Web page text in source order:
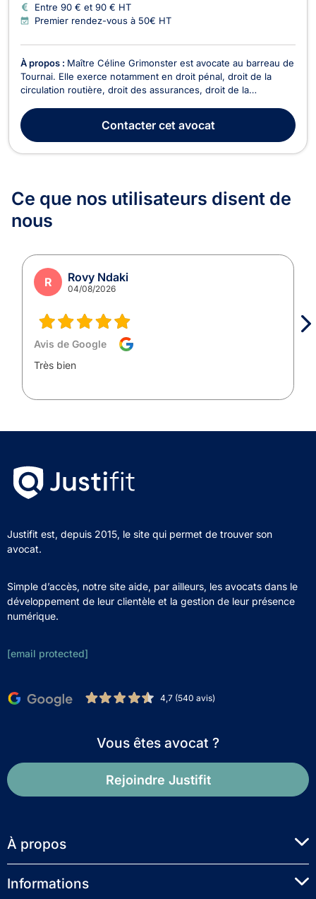
Entre 90 € et 90 € HT
Premier rendez-vous à 50€ HT
À propos : Maître Céline Grimonster est avocate au barreau de
Tournai. Elle exerce notamment en droit pénal, droit de la
circulation routière, droit des assurances, droit de la
Disponible et à l’écoute, elle accompagne ses clients à chaque
étape de la procédure, avec ...
Contactercet avocat
Ce que nos utilisateurs disent de
nous
R Rovy Ndaki
04/08/2026
Avis de Google
Très bien
Justifit est, depuis 2015, le site qui permet de trouver son
avocat.
Simple d’accès, notre site aide, par ailleurs, les avocats dans le
développement de leur clientèle et la gestion de leur présence
numérique.
[email protected]
4,7 (540 avis)
Vous êtes avocat ?
Rejoindre Justifit
À propos
Informations